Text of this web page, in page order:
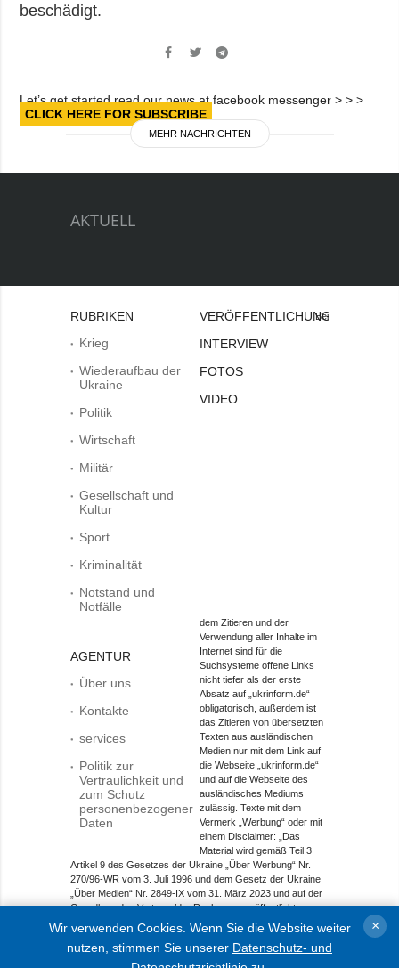
beschädigt.
Let’s get started read our news at facebook messenger > > >
CLICK HERE FOR SUBSCRIBE
MEHR NACHRICHTEN
AKTUELL
RUBRIKEN
Krieg
Wiederaufbau der
Ukraine
Politik
Wirtschaft
Militär
Gesellschaft und
Kultur
Sport
Kriminalität
Notstand und
Notfälle
AGENTUR
Über uns
Kontakte
services
Politik zur
Vertraulichkeit und
zum Schutz
personenbezogener
Daten
VERÖFFENTLICHUNGEN
INTERVIEW
FOTOS
VIDEO
Bei
dem Zitieren und der
Verwendung aller Inhalte im
Internet sind für die
Suchsysteme offene Links
nicht tiefer als der erste
Absatz auf „ukrinform.de“
obligatorisch, außerdem ist
das Zitieren von übersetzten
Texten aus ausländischen
Medien nur mit dem Link auf
die Webseite „ukrinform.de“
und auf die Webseite des
ausländisches Mediums
zulässig. Texte mit dem
Vermerk „Werbung“ oder mit
einem Disclaimer: „Das
Material wird gemäß Teil 3
Artikel 9 des Gesetzes der Ukraine „Über Werbung“ Nr.
270/96-WR vom 3. Juli 1996 und dem Gesetz der Ukraine
„Über Medien“ Nr. 2849-IX vom 31. März 2023 und auf der
Grundlage des Vertrags/der Rechnung veröffentlicht.
Objekt im Bereich Onlinemedien; Medien-ID R40-01421.
© 2015-2026 Ukrinform. Alle Rechte sind geschützt.
Wir verwenden Cookies. Wenn Sie die Website weiter
nutzen, stimmen Sie unserer Datenschutz- und
×